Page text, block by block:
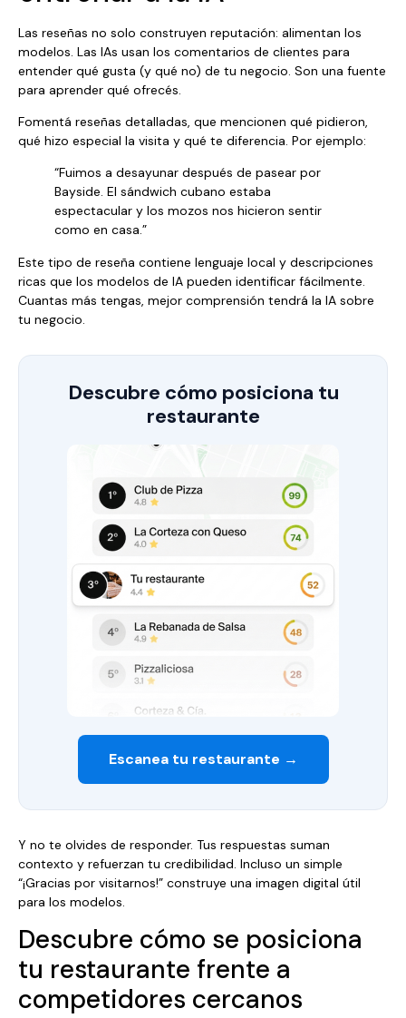
Las reseñas no solo construyen reputación: alimentan los
modelos. Las IAs usan los comentarios de clientes para
entender qué gusta (y qué no) de tu negocio. Son una fuente
para aprender qué ofrecés.
Fomentá reseñas detalladas, que mencionen qué pidieron,
qué hizo especial la visita y qué te diferencia. Por ejemplo:
“Fuimos a desayunar después de pasear por
Bayside. El sándwich cubano estaba
espectacular y los mozos nos hicieron sentir
como en casa.”
Este tipo de reseña contiene lenguaje local y descripciones
ricas que los modelos de IA pueden identificar fácilmente.
Cuantas más tengas, mejor comprensión tendrá la IA sobre
tu negocio.
Descubre cómo posiciona tu
restaurante
Escanea tu restaurante →
Y no te olvides de responder. Tus respuestas suman
contexto y refuerzan tu credibilidad. Incluso un simple
“¡Gracias por visitarnos!” construye una imagen digital útil
para los modelos.
Descubre cómo se posiciona
tu restaurante frente a
competidores cercanos